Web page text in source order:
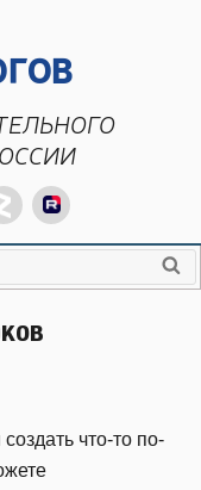
что-то по-